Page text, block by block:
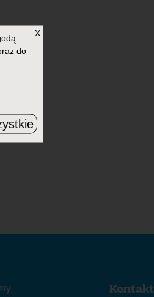
Kontakt
X
do